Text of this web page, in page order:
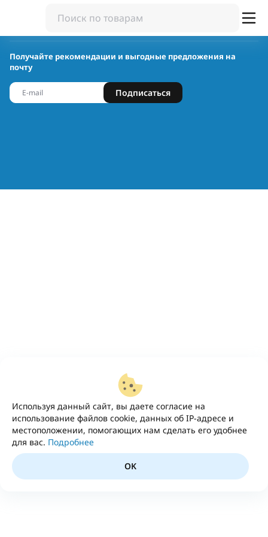
Используя данный сайт, вы даете согласие на
использование файлов cookie, данных об IP-адресе и
местоположении, помогающих нам сделать его удобнее
для вас. Подробнее
OK
Получайте рекомендации и выгодные предложения на
почту
Подписаться